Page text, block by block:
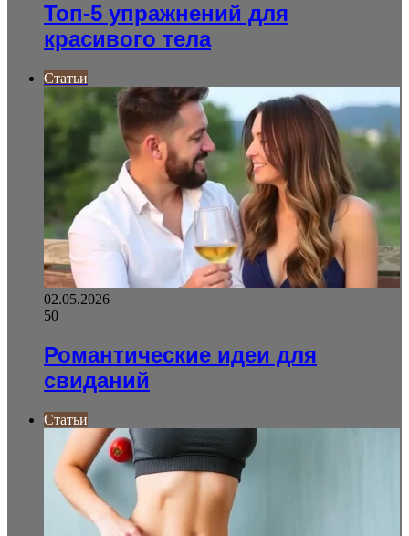
Топ-5 упражнений для
красивого тела
Статьи
02.05.2026
50
Романтические идеи для
свиданий
Статьи